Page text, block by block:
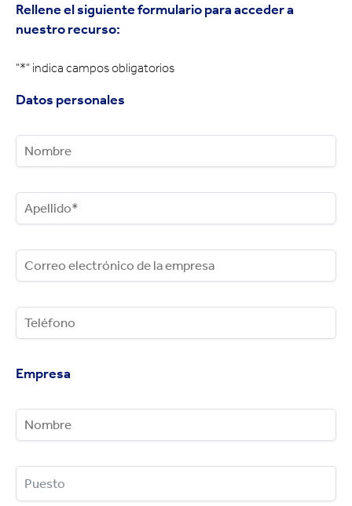
Rellene el siguiente formulario para acceder a
nuestro recurso:
"*" indica campos obligatorios
Datos personales
Empresa